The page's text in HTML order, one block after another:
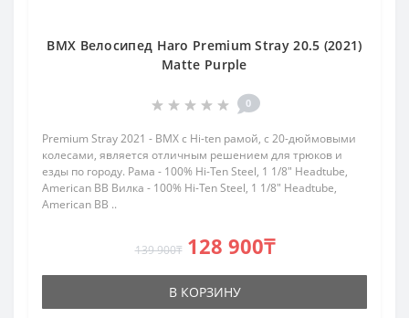
BMX Велосипед Haro Premium Stray 20.5 (2021)
Matte Purple
0
Premium Stray 2021 - BMX с Hi-ten рамой, с 20-дюймовыми
колесами, является отличным решением для трюков и
езды по городу. Рама - 100% Hi-Ten Steel, 1 1/8" Headtube,
American BB Вилка - 100% Hi-Ten Steel, 1 1/8" Headtube,
American BB ..
139 900₸ 128 900₸
В КОРЗИНУ